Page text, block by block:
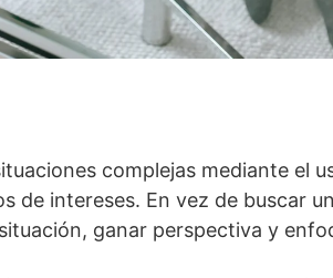
complejas mediante el
de intereses. En vez de buscar
ganar perspectiva y